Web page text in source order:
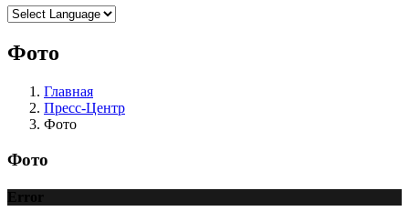
Фото
Главная
Пресс-Центр
Фото
Фото
Error